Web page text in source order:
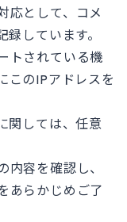
応として、コメ
しています。
トされている機
このIPアドレスを
関しては、任意
容を確認し、
あらかじめご了